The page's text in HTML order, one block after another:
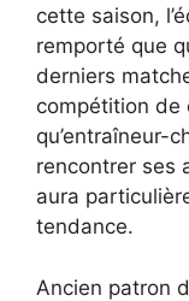
cette saison,
remporté que
derniers
compétition de
qu’entraîneur-
rencontrer ses
aura
tendance.
Ancien patron